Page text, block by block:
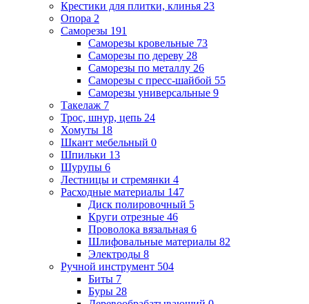
Крестики для плитки, клинья 23
Опора 2
Саморезы 191
Саморезы кровельные 73
Саморезы по дереву 28
Саморезы по металлу 26
Саморезы с пресс-шайбой 55
Саморезы универсальные 9
Такелаж 7
Трос, шнур, цепь 24
Хомуты 18
Шкант мебельный 0
Шпильки 13
Шурупы 6
Лестницы и стремянки 4
Расходные материалы 147
Диск полировочный 5
Круги отрезные 46
Проволока вязальная 6
Шлифовальные материалы 82
Электроды 8
Ручной инструмент 504
Биты 7
Буры 28